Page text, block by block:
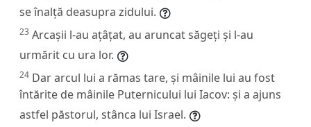
se înalță deasupra zidului.
23 Arcașii l-au ațâțat, au aruncat săgeți și l-au
urmărit cu ura lor.
24 Dar arcul lui a rămas tare, și mâinile lui au fost
întărite de mâinile Puternicului lui Iacov: și a ajuns
astfel păstorul, stânca lui Israel.